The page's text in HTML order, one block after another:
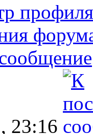
профиля
23:16